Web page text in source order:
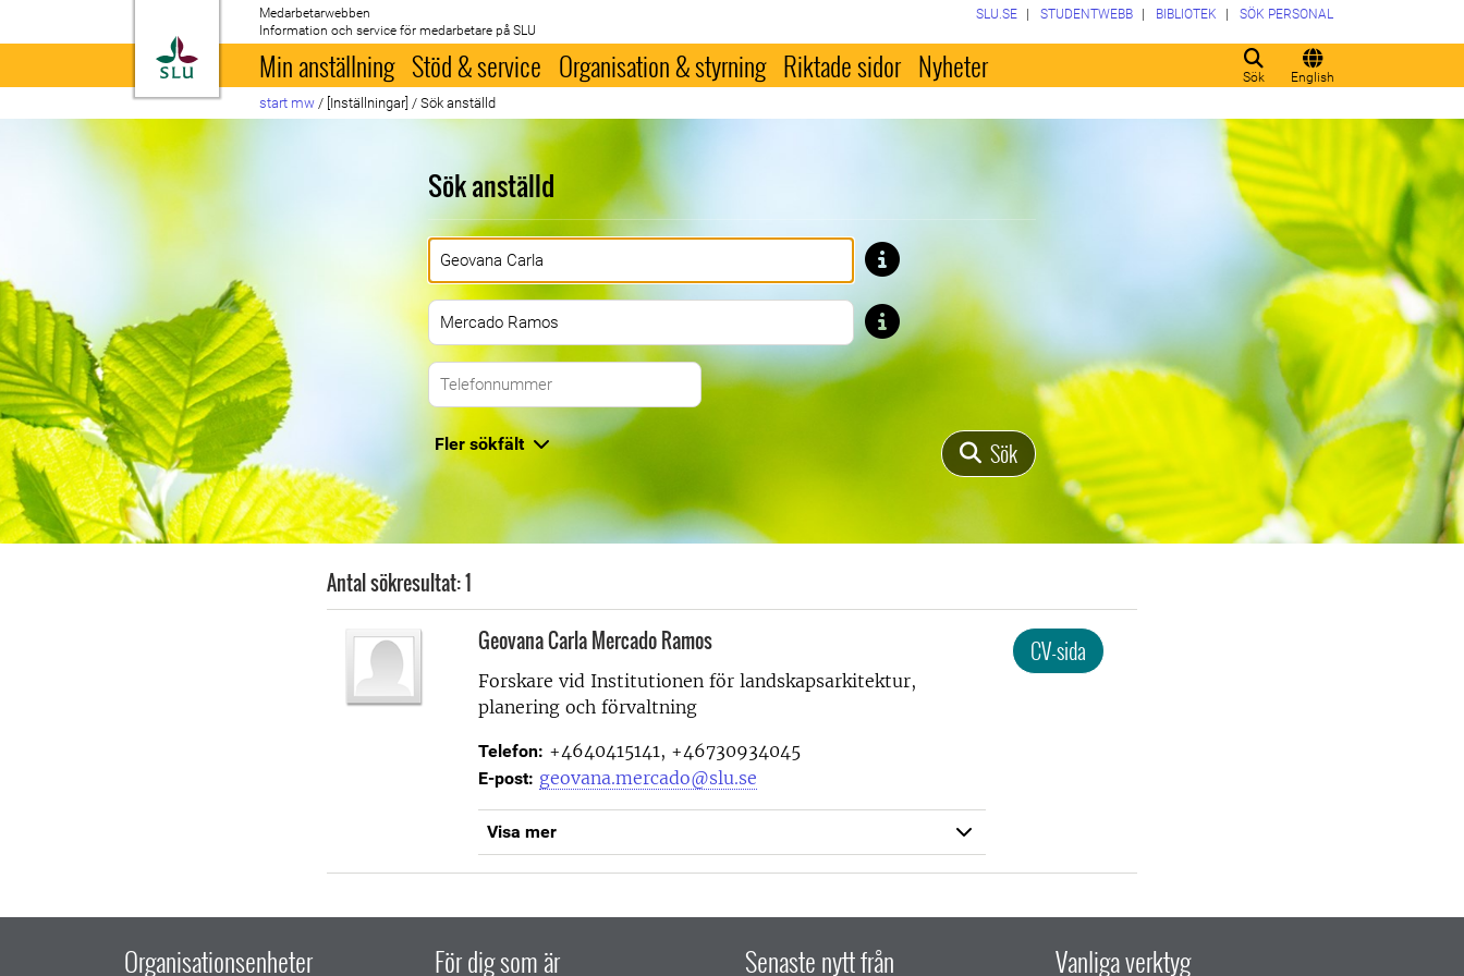
Till startsida
Medarbetarwebben
Information och service för medarbetare på SLU
Sök English
SLU.SE STUDENTWEBB BIBLIOTEK SÖK PERSONAL
Min anställning Stöd & service Organisation & styrning Riktade sidor Nyheter
start mw / [Inställningar] / Sök anställd
Sök anställd
Förnamn
Efternamn
Telefonnummer
Fler sökfält Sök
Antal sökresultat: 1
Geovana Carla Mercado Ramos
Forskare vid Institutionen för landskapsarkitektur,
planering och förvaltning
Telefon: +4640415141, +46730934045
E-post: geovana.mercado@slu.se
Visa mer
CV-sida
Organisationsenheter För dig som är Senaste nytt från Vanliga verktyg